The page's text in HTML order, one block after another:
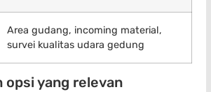
Area gudang, incoming material,
survei kualitas udara gedung
opsi yang relevan